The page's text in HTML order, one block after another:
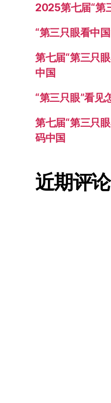
2025第七届“第
“第三只眼看中
第七届“第三只
中国
“第三只眼”看
第七届“第三只
码中国
近期评论